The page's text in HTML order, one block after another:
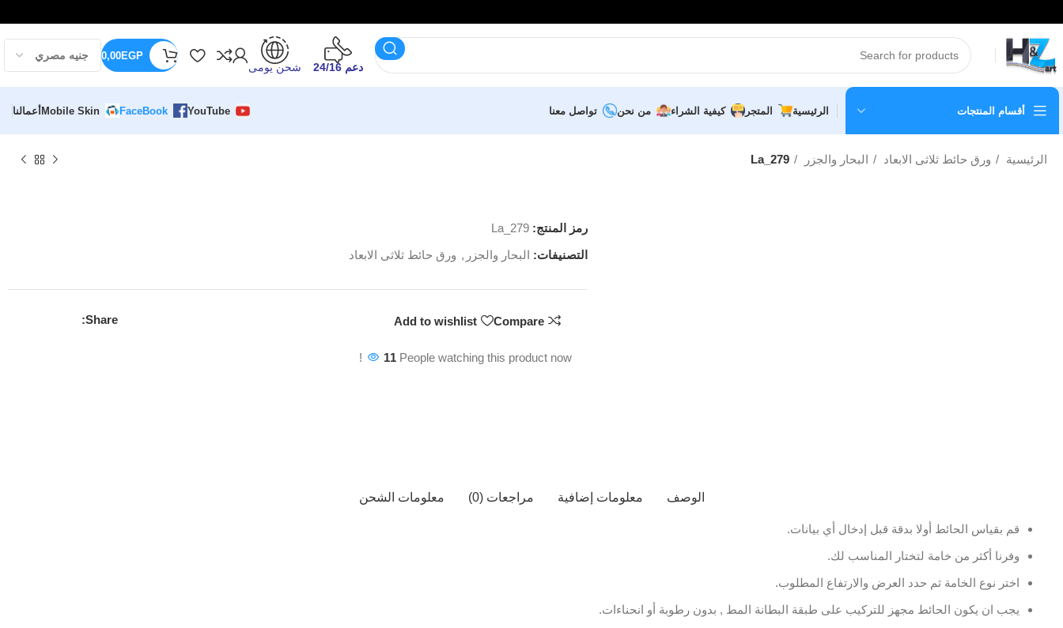
دعم 24/16 شحن يومى
0,00EGP
أقسام المنتجات الرئيسية المتجر كيفية الشراء من نحن تواصل معنا YouTube
FaceBook
Mobile Skinأعمالنا
الرئيسية ورق حائط ثلاثى الابعاد البحار والجزر La_279
رمز المنتج: La_279
التصنيفات: البحار والجزر , ورق حائط ثلاثى الابعاد
Compare
Add to wishlist
Share:
11 People watching this product now!
الوصف معلومات إضافية مراجعات (0) معلومات الشحن
قم بقياس الحائط أولا بدقة قبل إدخال أي بيانات.
وفرنا أكثر من خامة لتختار المناسب لك.
اختر نوع الخامة ثم حدد العرض والارتفاع المطلوب.
يجب ان يكون الحائط مجهز للتركيب على طبقة البطانة المط , بدون رطوبة أو انحناءات.